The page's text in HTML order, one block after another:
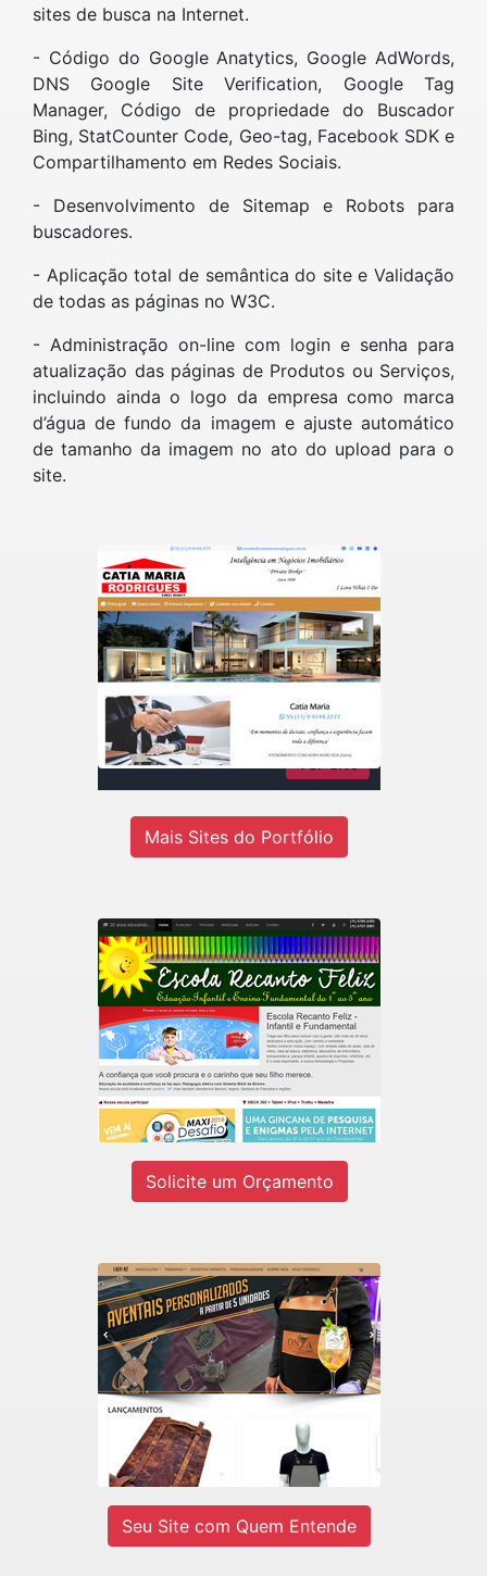
sites de busca na Internet.
- Código do Google Anatytics, Google AdWords,
DNS Google Site Verification, Google Tag
Manager, Código de propriedade do Buscador
Bing, StatCounter Code, Geo-tag, Facebook SDK e
Compartilhamento em Redes Sociais.
- Desenvolvimento de Sitemap e Robots para
buscadores.
- Aplicação total de semântica do site e Validação
de todas as páginas no W3C.
- Administração on-line com login e senha para
atualização das páginas de Produtos ou Serviços,
incluindo ainda o logo da empresa como marca
d’água de fundo da imagem e ajuste automático
de tamanho da imagem no ato do upload para o
site.
Catia Maria Rodrigues
Imóveis
Consultora de imóveis - Inteligência
em negócios imobiliários
Ver site
Mais Sites do Portfólio
Recanto Escola
Escola de educação infantil do 1º ao
5º ano em Jandira-SP.
Ver site
Solicite um Orçamento
LADY-IV
E-commerce de Aventais Profissionais
Ver site
Seu Site com Quem Entende